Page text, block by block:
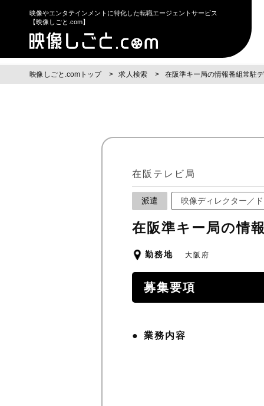
映像やエンタテインメントに特化した転職エージェントサービス
【映像しごと.com】
映像しごと.comトップ 求人検索 在阪準キー局の情報番組常駐
在阪テレビ局
派遣 映像ディレクター／
在阪準キー局の情
勤務地 大阪府
募集要項
業務内容